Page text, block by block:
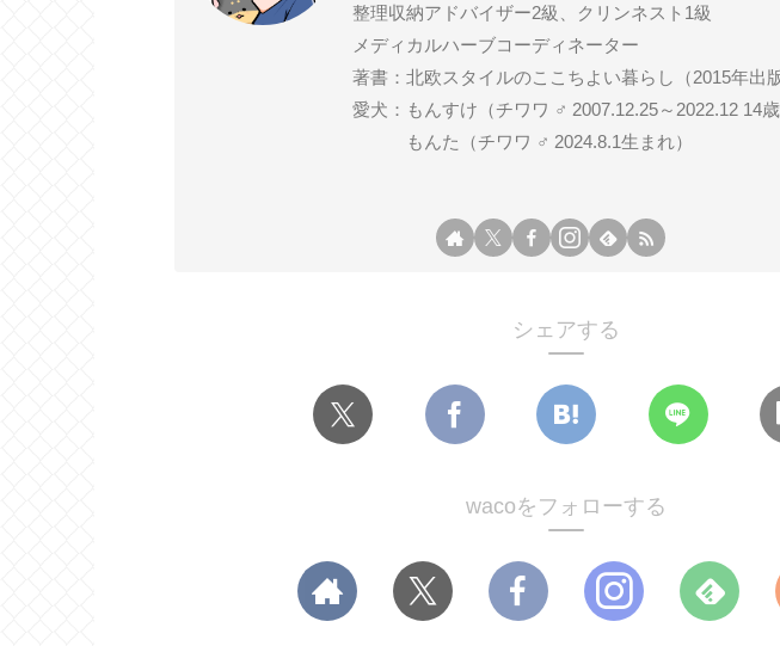
整理収納アドバイザー2級、クリンネスト1級
メディカルハーブコーディネーター
著書：北欧スタイルのここちよい暮らし（2015年出版
愛犬：もんすけ（チワワ ♂ 2007.12.25～2022.12 14歳
もんた（チワワ ♂ 2024.8.1生まれ）
シェアする
wacoをフォローする